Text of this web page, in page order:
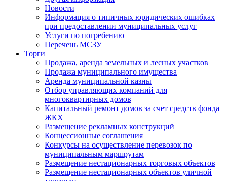
Новости
Информация о типичных юридических ошибках
при предоставлении муниципальных услуг
Услуги по погребению
Перечень МСЗУ
Торги
Продажа, аренда земельных и лесных участков
Продажа муниципального имущества
Аренда муниципальной казны
Отбор управляющих компаний для
многоквартирных домов
Капитальный ремонт домов за счет средств фонда
ЖКХ
Размещение рекламных конструкций
Концессионные соглашения
Конкурсы на осуществление перевозок по
муниципальным маршрутам
Размещение нестационарных торговых объектов
Размещение нестационарных объектов уличной